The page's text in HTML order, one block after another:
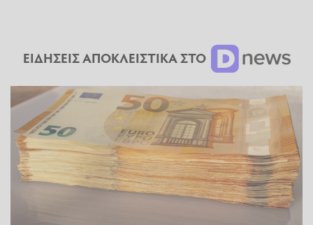
ΕΙΔΗΣΕΙΣ ΑΠΟΚΛΕΙΣΤΙΚΑ ΣΤΟ